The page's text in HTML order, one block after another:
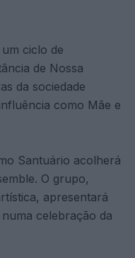
ciclo de
de Nossa
da sociedade
como Mãe e
Santuário acolherá
O grupo,
apresentará
celebração da